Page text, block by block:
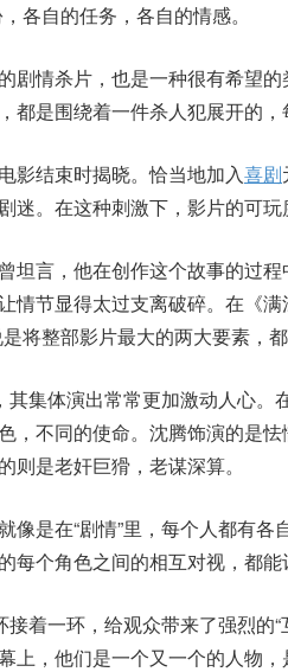
各自的任务，各自的情感。
剧情杀片，也是一种很有希望的
都是围绕着一件杀人犯展开的，
影结束时揭晓。恰当地加入喜剧
迷。在这种刺激下，影片的可玩
坦言，他在创作这个故事的过
情节显得太过支离破碎。在《
将整部影片最大的两大要素，都
其集体演出常常更加激动人心。
，不同的使命。沈腾饰演的是怯
则是老奸巨猾，老谋深算。
像是在“剧情”里，每个人都有
每个角色之间的相互对视，都能
接着一环，给观众带来了强烈的
上，他们是一个又一个的人物